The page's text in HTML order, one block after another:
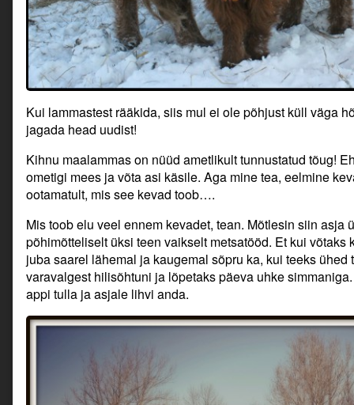
Kui lammastest rääkida, siis mul ei ole põhjust küll väga
jagada head uudist!
Kihnu maalammas on nüüd ametlikult tunnustatud tõug!
ometigi mees ja võta asi käsile. Aga mine tea, eelmine
ootamatult, mis see kevad toob….
Mis toob elu veel ennem kevadet, tean. Mõtlesin siin asja
põhimõtteliselt üksi teen vaikselt metsatööd. Et kui
juba saarel lähemal ja kaugemal sõpru ka, kui teeks
varavalgest hilisõhtuni ja lõpetaks päeva uhke
appi tulla ja asjale lihvi anda.